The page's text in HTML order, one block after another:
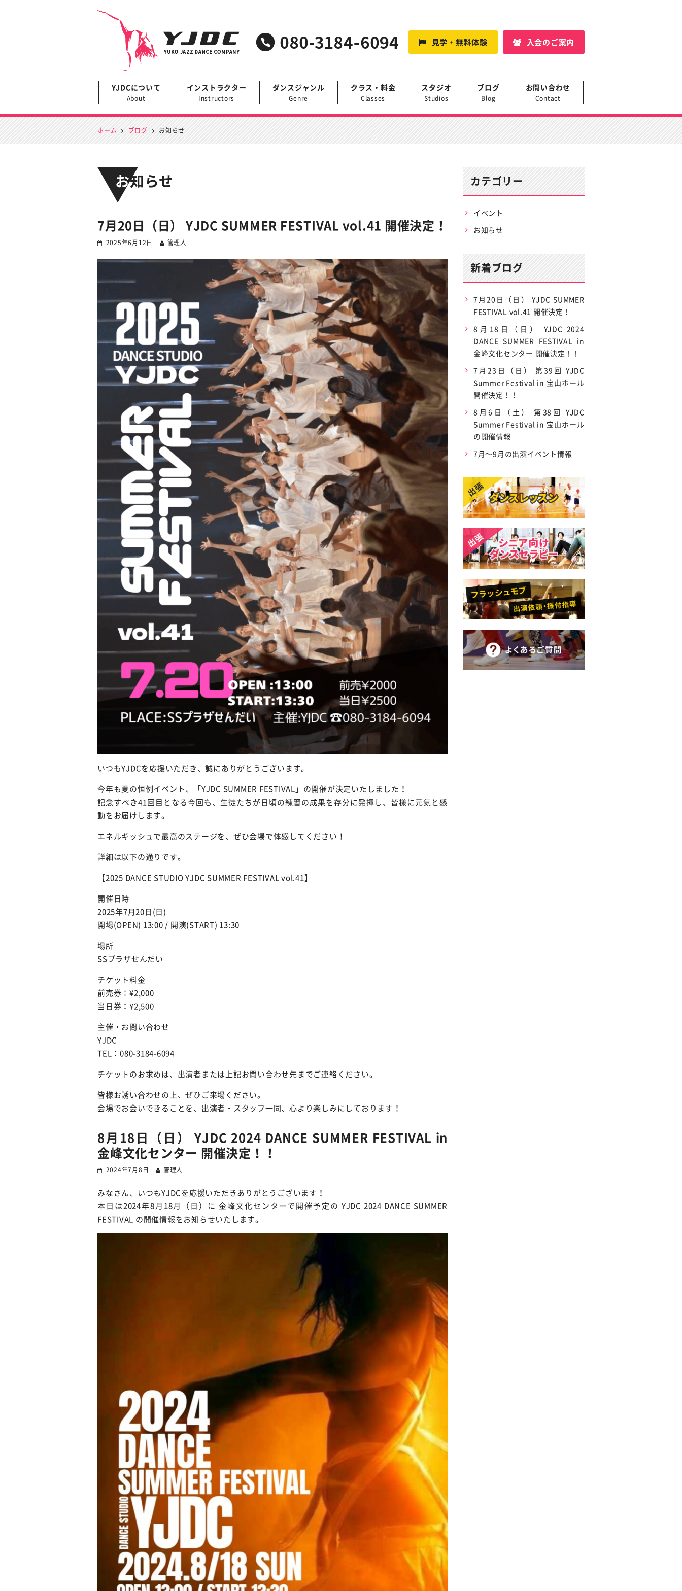
見学・無料体験 入会のご案内
YJDCについて
About
インストラクター
Instructors
ダンスジャンル
Genre
クラス・料金
Classes
スタジオ
Studios
ブログ
Blog
お問い合わせ
Contact
ホーム ブログ お知らせ
お知らせ
7月20日（日） YJDC SUMMER FESTIVAL vol.41 開催決定！
2025年6月12日 管理人
いつもYJDCを応援いただき、誠にありがとうございます。
今年も夏の恒例イベント、「YJDC SUMMER FESTIVAL」の開催が決定いたしました！
記念すべき41回目となる今回も、生徒たちが日頃の練習の成果を存分に発揮し、皆様に元気と感
動をお届けします。
エネルギッシュで最高のステージを、ぜひ会場で体感してください！
詳細は以下の通りです。
【2025 DANCE STUDIO YJDC SUMMER FESTIVAL vol.41】
開催日時
2025年7月20日(日)
開場(OPEN) 13:00 / 開演(START) 13:30
場所
SSプラザせんだい
チケット料金
前売券：¥2,000
当日券：¥2,500
主催・お問い合わせ
YJDC
TEL：080-3184-6094
チケットのお求めは、出演者または上記お問い合わせ先までご連絡ください。
皆様お誘い合わせの上、ぜひご来場ください。
会場でお会いできることを、出演者・スタッフ一同、心より楽しみにしております！
8月18日（日） YJDC 2024 DANCE SUMMER FESTIVAL in
金峰文化センター 開催決定！！
2024年7月8日 管理人
みなさん、いつもYJDCを応援いただきありがとうございます！
本日は2024年8月18月（日）に 金峰文化センターで開催予定の YJDC 2024 DANCE SUMMER
FESTIVAL の開催情報をお知らせいたします。
カテゴリー
イベント
お知らせ
新着ブログ
7月20日（日） YJDC SUMMER
FESTIVAL vol.41 開催決定！
8月18日（日） YJDC 2024
DANCE SUMMER FESTIVAL in
金峰文化センター 開催決定！！
7月23日（日） 第39回 YJDC
Summer Festival in 宝山ホール
開催決定！！
8月6日（土） 第38回 YJDC
Summer Festival in 宝山ホール
の開催情報
7月〜9月の出演イベント情報